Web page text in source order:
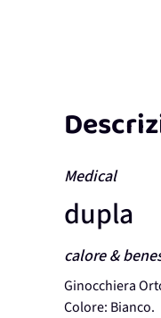
Medical
dupla
calore &
Ginocchiera
Colore: Bianco.